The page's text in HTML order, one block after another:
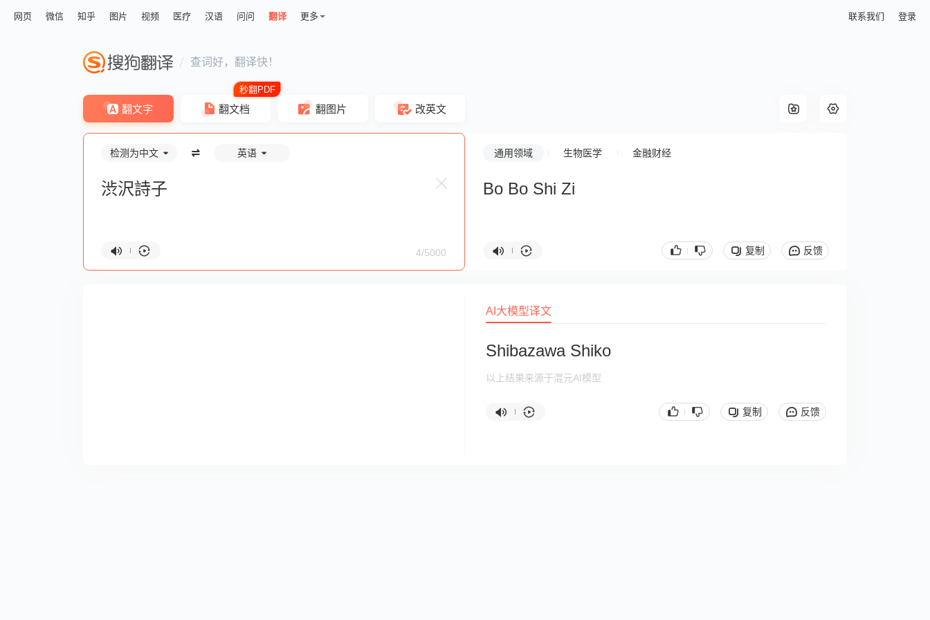
网页 微信 知乎 图片 视频 医疗 汉语 问问 翻译 更多 联系我们 登录
查词好，翻译快！
翻文字 翻文档 翻图片 改英文
检测为中文 英语
4/5000
通用领域 生物医学 金融财经
Bo Bo Shi Zi
复制 反馈
AI大模型译文
Shibazawa Shiko
以上结果来源于混元AI模型
复制 反馈